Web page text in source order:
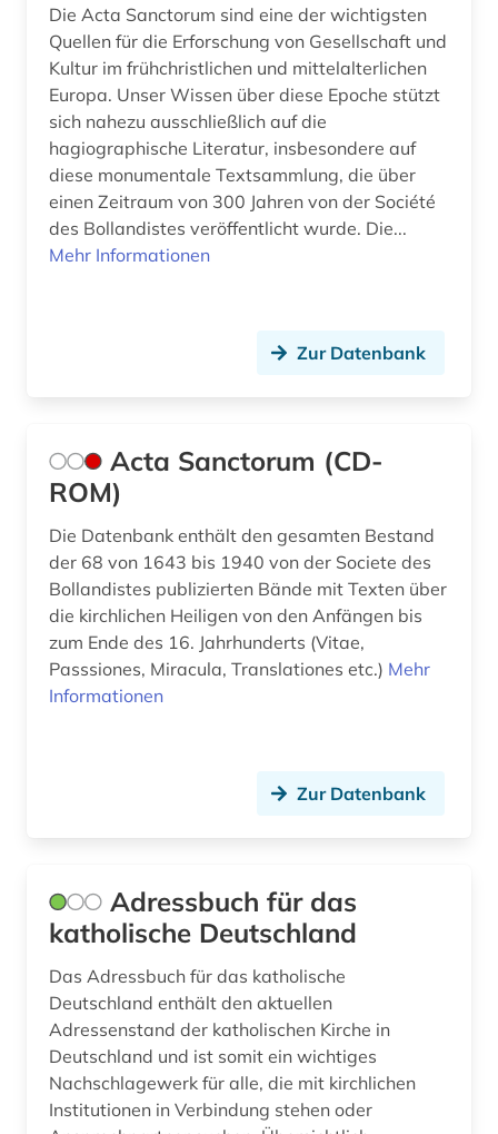
diplomatie (1)
diplomatik (1)
discovery service (1)
dissertation (2)
drittes reich (1)
druckgeschichte (5)
druckwerk (1)
dunhuang (1)
ebook (1)
eichstätt (1)
einführung (1)
einheitsübersetzung (1)
Die Acta Sanctorum sind eine der wichtigsten
Quellen für die Erforschung von Gesellschaft und
Kultur im frühchristlichen und mittelalterlichen
Europa. Unser Wissen über diese Epoche stützt
sich nahezu ausschließlich auf die
hagiographische Literatur, insbesondere auf
diese monumentale Textsammlung, die über
einen Zeitraum von 300 Jahren von der Société
des Bollandistes veröffentlicht wurde. Die...
Mehr Informationen
Zur Datenbank
Acta Sanctorum (CD-
ROM)
Die Datenbank enthält den gesamten Bestand
der 68 von 1643 bis 1940 von der Societe des
Bollandistes publizierten Bände mit Texten über
die kirchlichen Heiligen von den Anfängen bis
zum Ende des 16. Jahrhunderts (Vitae,
Passsiones, Miracula, Translationes etc.) Mehr
Informationen
Zur Datenbank
Adressbuch für das
katholische Deutschland
Das Adressbuch für das katholische
Deutschland enthält den aktuellen
Adressenstand der katholischen Kirche in
Deutschland und ist somit ein wichtiges
Nachschlagewerk für alle, die mit kirchlichen
Institutionen in Verbindung stehen oder